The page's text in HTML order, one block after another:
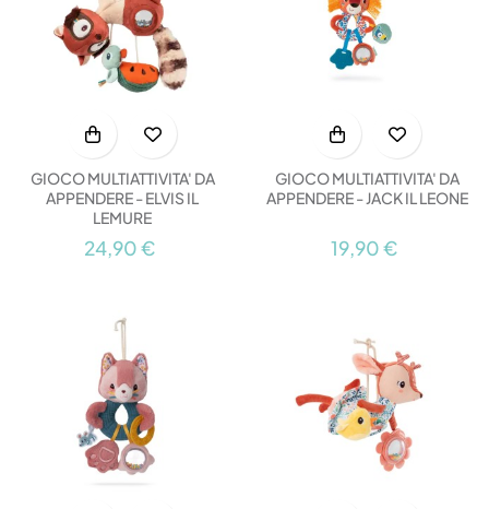
GIOCO MULTIATTIVITA' DA
APPENDERE - ELVIS IL
LEMURE
24,90 €
GIOCO MULTIATTIVITA' DA
APPENDERE - JACK IL LEONE
19,90 €